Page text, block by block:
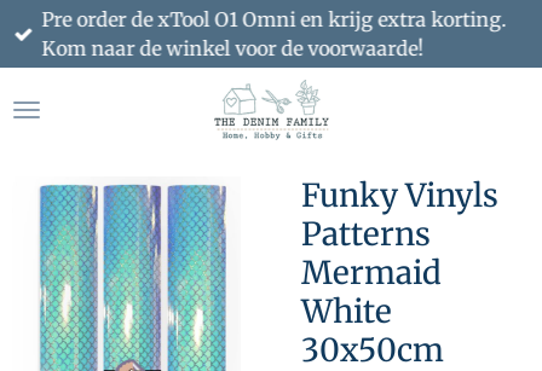
Ga
direct
de
Pre order de xTool O1 Omni en krijg extra korting.
Kom naar de winkel voor de voorwaarde!
Funky Vinyls
Patterns
Mermaid
White
30x50cm